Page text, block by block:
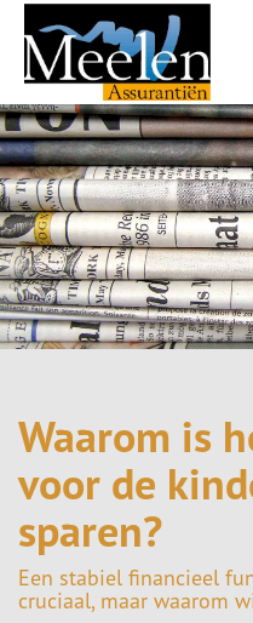
Waarom is
voor de
sparen?
Een stabiel financieel
cruciaal, maar waarom